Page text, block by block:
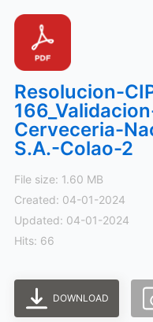
Resolucion-
Cerveceria-
S.A.-Colao-2
File size: 1.60 MB
Created: 04-01-2024
Updated: 04-01-2024
Hits: 66
DOWNLOAD